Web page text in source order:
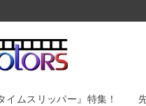
イムスリッパー』特集！